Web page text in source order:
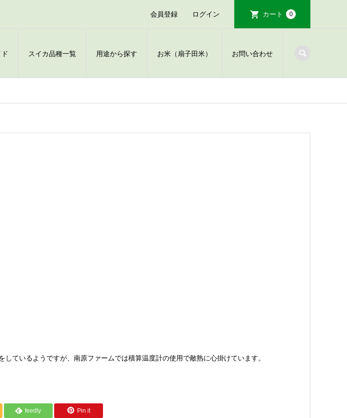
会員登録 ログイン カート 0
スイカ品種一覧 用途から探す お米（扇子田米） お問い合わせ
ているようですが、南原ファームでは積算温度計の使用で敵熟に心掛けています。
feedly Pin it